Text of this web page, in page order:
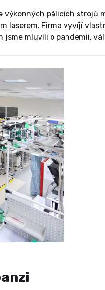
výkonných pálicích strojů
laserem. Firma vyvíjí
mluvili o pandemii,